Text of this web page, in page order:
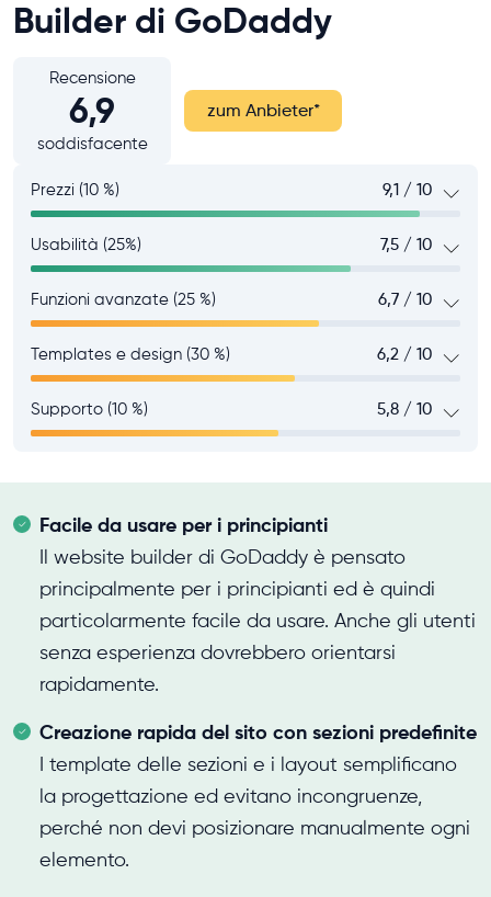
Builder di GoDaddy
Recensione
6,9
soddisfacente
zum Anbieter*
Prezzi (10 %) 9,1 / 10
Usabilità (25%) 7,5 / 10
Funzioni avanzate (25 %) 6,7 / 10
Templates e design (30 %) 6,2 / 10
Supporto (10 %) 5,8 / 10
Facile da usare per i principianti
Il website builder di GoDaddy è pensato
principalmente per i principianti ed è quindi
particolarmente facile da usare. Anche gli utenti
senza esperienza dovrebbero orientarsi
rapidamente.
Creazione rapida del sito con sezioni predefinite
I template delle sezioni e i layout semplificano
la progettazione ed evitano incongruenze,
perché non devi posizionare manualmente ogni
elemento.